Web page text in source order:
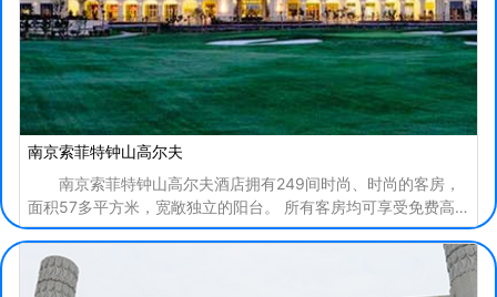
南京索菲特钟山高尔夫
南京索菲特钟山高尔夫酒店拥有249间时尚、时尚的客房，
面积57多平方米，宽敞独立的阳台。 所有客房均可享受免费高
速宽带接入，配备世界一流的个性化设施、笔记本电